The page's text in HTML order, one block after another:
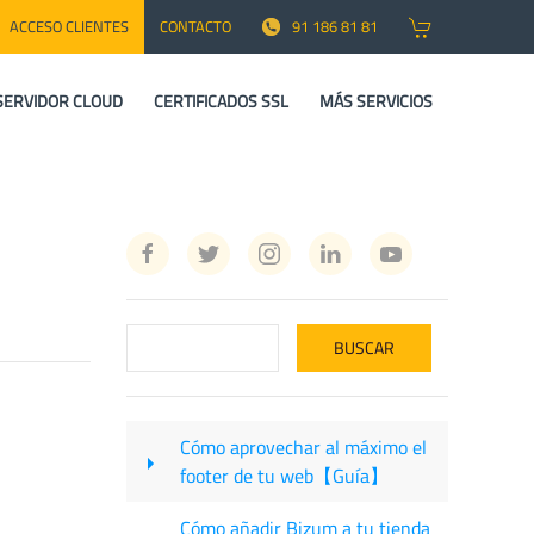
ACCESO CLIENTES CONTACTO 91 186 81 81
CLOUD CERTIFICADOS SSL MÁS SERVICIOS
Cómo aprovechar al máximo el
footer de tu web【Guía】